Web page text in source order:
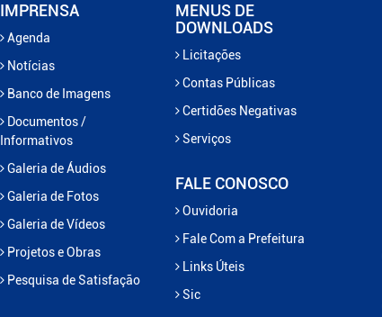
IMPRENSA
Agenda
Notícias
Banco de Imagens
Documentos /
Informativos
Galeria de Áudios
Galeria de Fotos
Galeria de Vídeos
Projetos e Obras
Pesquisa de Satisfação
MENUS DE
DOWNLOADS
Licitações
Contas Públicas
Certidões Negativas
Serviços
FALE CONOSCO
Ouvidoria
Fale Com a Prefeitura
Links Úteis
Sic